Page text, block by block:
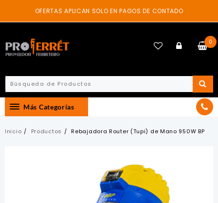
content
OFERTAS APLICAN SOLO EN PAGOS DE CONTADO
0
Más Categorías
Inicio Productos Rebajadora Router (Tupi) de Mano 950W BP